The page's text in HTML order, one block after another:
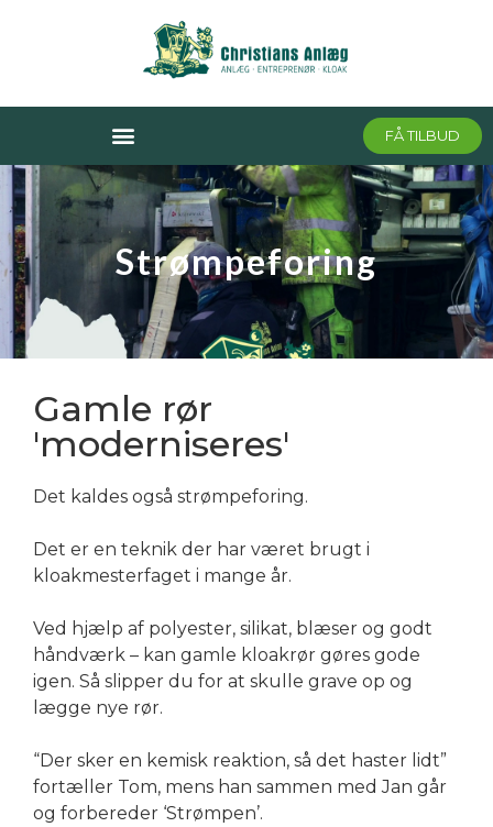
FÅ TILBUD
Strømpeforing
Gamle rør
'moderniseres'
Det kaldes også strømpeforing.
Det er en teknik der har været brugt i
kloakmesterfaget i mange år.
Ved hjælp af polyester, silikat, blæser og godt
håndværk – kan gamle kloakrør gøres gode
igen. Så slipper du for at skulle grave op og
lægge nye rør.
“Der sker en kemisk reaktion, så det haster lidt”
fortæller Tom, mens han sammen med Jan går
og forbereder ‘Strømpen’.